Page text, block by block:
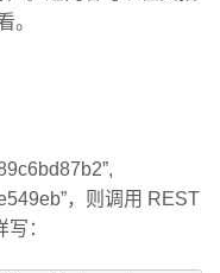
。
，则调用 REST
：